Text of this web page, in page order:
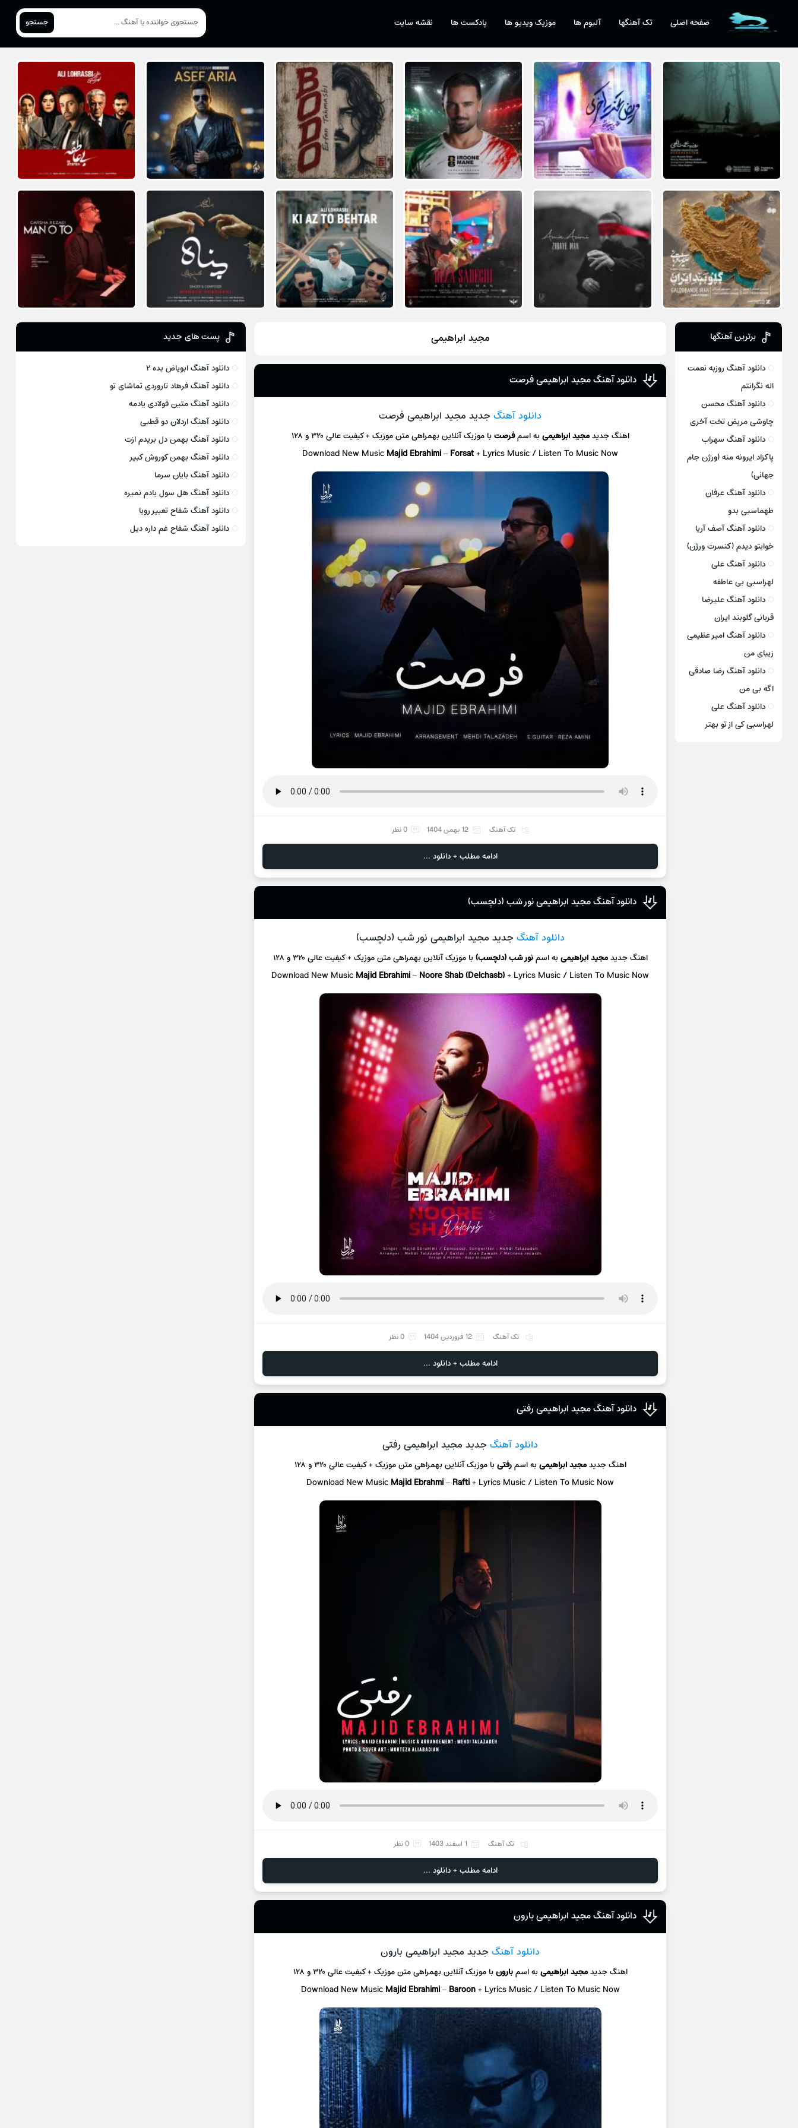
صفحه اصلی تک آهنگها آلبوم ها موزیک ویدیو ها پادکست ها نقشه سایت جستجو
مجید ابراهیمی
دانلود آهنگ مجید ابراهیمی فرصت
دانلود آهنگجدید مجید ابراهیمی فرصت
اهنگ جدیدمجید ابراهیمیبه اسمفرصتبا موزیک آنلاینبهمراهی متن موزیک + کیفیت عالی ۳۲۰ و ۱۲۸
Download New Music Majid Ebrahimi– Forsat+ Lyrics Music / Listen To Music Now
تک آهنگ 12 بهمن 1404 0 نظر
ادامه مطلب + دانلود ...
دانلود آهنگ مجید ابراهیمی نور شب (دلچسب)
دانلود آهنگ جدید مجید ابراهیمی نور شب (دلچسب)
اهنگ جدیدمجید ابراهیمیبه اسمنور شب (دلچسب)با موزیک آنلاینبهمراهی متن موزیک + کیفیت عالی ۳۲۰ و ۱۲۸
Download New Music Majid Ebrahimi– Noore Shab (Delchasb)+ Lyrics Music / Listen To Music Now
تک آهنگ 12 فروردین 1404 0 نظر
ادامه مطلب + دانلود ...
دانلود آهنگ مجید ابراهیمی رفتی
دانلود آهنگجدید مجید ابراهیمی رفتی
اهنگ جدیدمجید ابراهیمیبه اسمرفتیبا موزیک آنلاینبهمراهی متن موزیک + کیفیت عالی ۳۲۰ و ۱۲۸
Download New Music Majid Ebrahmi– Rafti+ Lyrics Music / Listen To Music Now
تک آهنگ 1 اسفند 1403 0 نظر
ادامه مطلب + دانلود ...
دانلود آهنگ مجید ابراهیمی بارون
دانلود آهنگجدید مجید ابراهیمی بارون
اهنگ جدیدمجید ابراهیمیبه اسمبارونبا موزیک آنلاینبهمراهی متن موزیک + کیفیت عالی ۳۲۰ و ۱۲۸
Download New Music Majid Ebrahimi–Baroon+ Lyrics Music / Listen To Music Now
برترین آهنگها
دانلود آهنگ روزبه نعمت
اله نگرانتم
دانلود آهنگ محسن
چاوشی مریض تخت آخری
دانلود آهنگ سهراب
پاکزاد ایرونه منه (ورژن جام
جهانی)
دانلود آهنگ عرفان
طهماسبی بدو
دانلود آهنگ آصف آریا
خوابتو دیدم (کنسرت ورژن)
دانلود آهنگ علی
لهراسبی بی عاطفه
دانلود آهنگ علیرضا
قربانی گلوبند ایران
دانلود آهنگ امیر عظیمی
زیبای من
دانلود آهنگ رضا صادقی
اگه بی من
دانلود آهنگ علی
لهراسبی کی از تو ‌بهتر
پست های جدید
دانلود آهنگ ابویاض بده ۲
دانلود آهنگ فرهاد تاروردی تماشای تو
دانلود آهنگ متین فولادی یادمه
دانلود آهنگ اردلان دو قطبی
دانلود آهنگ بهمن دل بریدم ازت
دانلود آهنگ بهمن کوروش کبیر
دانلود آهنگ بایان سرما
دانلود آهنگ هل سول یادم نمیره
دانلود آهنگ شفاح تعبیر رویا
دانلود آهنگ شفاح غم داره دیل